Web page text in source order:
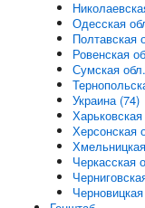
Одесская
Полтавская
Ровенская
Сумская
Украина (74)
Херсонская
Черкасская